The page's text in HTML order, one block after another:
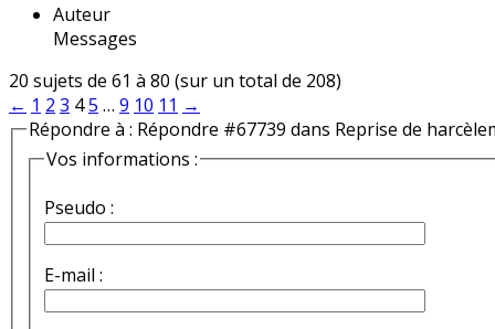
Auteur
Messages
20 sujets de 61 à 80 (sur un total de 208)
← 1 2 3 45 … 9 10 11 →
Répondre à : Répondre #67739 dans Reprise de
Vos informations :
Pseudo :
E-mail :